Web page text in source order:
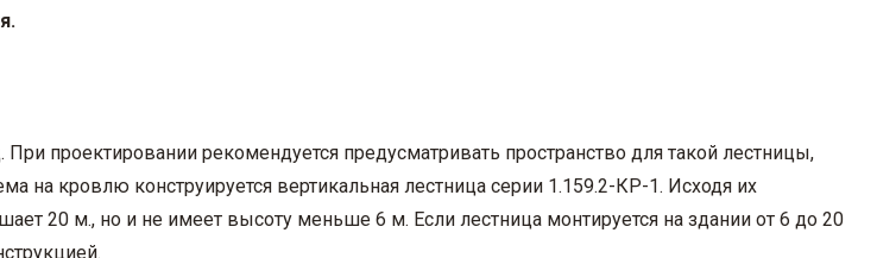
проектировании рекомендуется предусматривать пространство для такой лестницы,
на кровлю конструируется вертикальная лестница серии 1.159.2-КР-1. Исходя их
20 м., но и не имеет высоту меньше 6 м. Если лестница монтируется на здании от 6 до 20